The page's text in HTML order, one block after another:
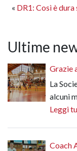
« DR1: Così è dura
Ultime
Grazie
La
alcuni
Leggi
Coach